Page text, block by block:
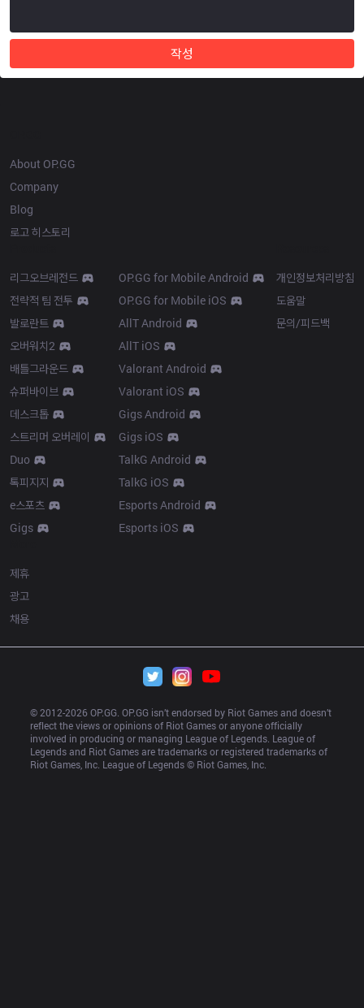
작성
About OP.GG
Company
Blog
로고 히스토리
리그오브레전드
전략적 팀 전투
발로란트
오버워치2
배틀그라운드
슈퍼바이브
데스크톱
스트리머 오버레이
Duo
톡피지지
e스포츠
Gigs
OP.GG for Mobile Android
OP.GG for Mobile iOS
AllT Android
AllT iOS
Valorant Android
Valorant iOS
Gigs Android
Gigs iOS
TalkG Android
TalkG iOS
Esports Android
Esports iOS
개인정보처리방침
도움말
문의/피드백
제휴
광고
채용
© 2012-2026 OP.GG. OP.GG isn’t endorsed by Riot Games and doesn’t
reflect the views or opinions of Riot Games or anyone officially
involved in producing or managing League of Legends. League of
Legends and Riot Games are trademarks or registered trademarks of
Riot Games, Inc. League of Legends © Riot Games, Inc.